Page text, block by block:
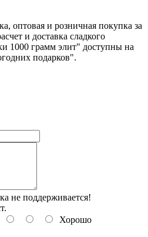
оптовая и розничная покупка за
и доставка сладкого
1000 грамм элит" доступны на
подарков".
не поддерживается!
Хорошо